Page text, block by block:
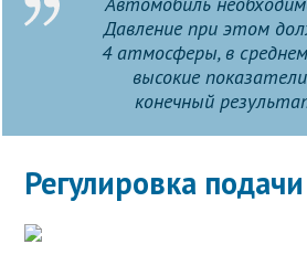
Давление при этом
4 атмосферы, в
высокие
конечный
Регулировка